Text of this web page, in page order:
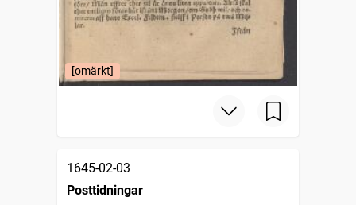
[omärkt]
1645-02-03
Posttidningar